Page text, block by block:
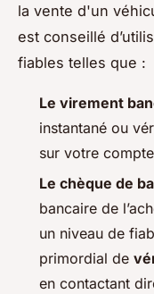
la vente d'un
est conseillé
fiables telles que :
Le virement
instantané ou
sur votre
Le chèque de
bancaire de
un niveau de
primordial de
en contactant